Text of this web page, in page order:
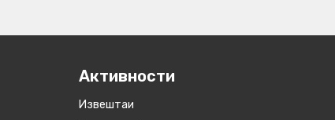
Активности
Извештаи